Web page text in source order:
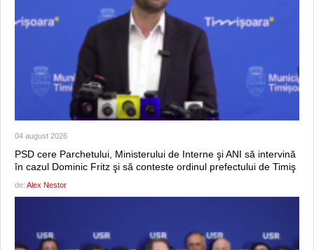
04 august 2026
PSD cere Parchetului, Ministerului de Interne şi ANI să intervină
în cazul Dominic Fritz şi să conteste ordinul prefectului de Timiş
de: Alex Nestor